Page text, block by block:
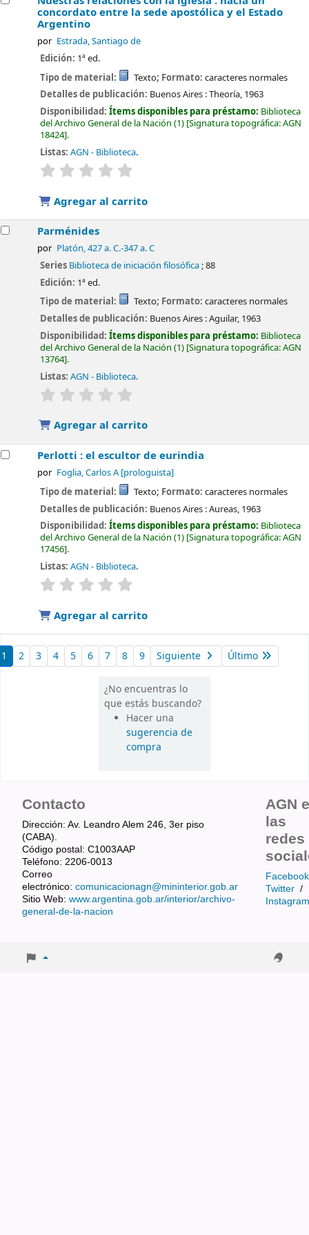
concordato entre la sede apostólica y el Estado
Argentino
por Estrada, Santiago de
Edición: 1ª ed.
Tipo de material:
Texto; Formato: caracteres normales
Detalles de publicación: Buenos Aires :Theoría, 1963
Disponibilidad:Ítems disponibles para préstamo: Biblioteca
del Archivo General de la Nación (1) Signatura topográfica:AGN
18424 .
Listas: AGN - Biblioteca.
valoración
Agregar al carrito
Parménides
por Platón, 427 a. C.-347 a. C
Series Biblioteca de iniciación filosófica; 88
Edición: 1ª ed.
Tipo de material:
Texto; Formato: caracteres normales
Detalles de publicación: Buenos Aires :Aguilar, 1963
Disponibilidad:Ítems disponibles para préstamo: Biblioteca
del Archivo General de la Nación (1) Signatura topográfica:AGN
13764 .
Listas: AGN - Biblioteca.
valoración
Agregar al carrito
Perlotti : el escultor de eurindia
por Foglia, Carlos A[prologuista]
Tipo de material: Texto; Formato: caracteres normales
Detalles de publicación: Buenos Aires :Aureas, 1963
Disponibilidad:Ítems disponibles para préstamo: Biblioteca
del Archivo General de la Nación (1) Signatura topográfica:AGN
17456 .
Listas: AGN - Biblioteca.
valoración
Agregar al carrito
1 2 3 4 5 6 7 8 9 Siguiente Último
¿No encuentras lo
que estás buscando?
Hacer una
sugerencia de
compra
Contacto
Dirección: Av. Leandro Alem 246, 3er piso
(CABA).
Código postal: C1003AAP
Teléfono: 2206-0013
Correo
electrónico: comunicacionagn@mininterior.gob.ar
Sitio Web: www.argentina.gob.ar/interior/archivo-
general-de-la-nacion
AGN
las
redes
Facebook
Twitter /
Instagram